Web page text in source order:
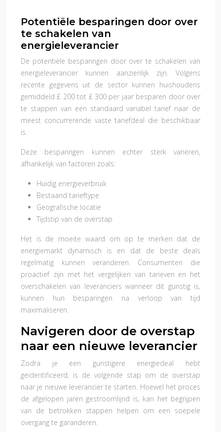
Potentiële besparingen door over
te schakelen van
energieleverancier
De potentiële besparingen door over te schakelen van
energieleverancier kunnen aanzienlijk zijn. Volgens
recente gegevens uit de sector kunnen huishoudens
gemiddeld £ 200 tot £ 300 per jaar besparen door over
te stappen van een standaard variabel tarief naar de
meest concurrerende vaste tariefdeal die beschikbaar
is.
Deze besparingen kunnen echter sterk variëren,
afhankelijk van factoren zoals:
Huidig energieverbruik
Bestaand tarieftype
Geografische locatie
Tijdstip van de overstap
Het is de moeite waard om op te merken dat de
energiemarkt dynamisch is en dat de beste deals
regelmatig kunnen veranderen. Consumenten die
proactief zijn met het vergelijken van tarieven en het
overschakelen van leveranciers wanneer dit gunstig is,
kunnen hun besparingen na verloop van tijd
maximaliseren.
Navigeren door de overstap
naar een nieuwe leverancier
Zodra je een gunstigere energiedeal hebt
geïdentificeerd, is de volgende stap om de overstap
naar je nieuwe leverancier te starten. Hoewel het proces
de afgelopen jaren gestroomlijnd is, kan het begrijpen
van de betrokken stappen helpen om een soepele
overgang te garanderen.